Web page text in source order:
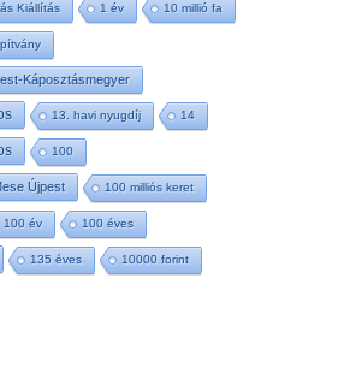
Kiállítás 1 év 10 millió fa
Káposztásmegyer
13. havi nyugdíj 14
100
Újpest 100 milliós keret
100 év 100 éves
135 éves 10000 forint